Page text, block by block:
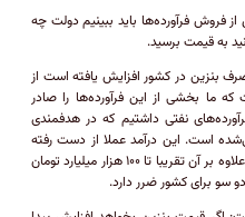
فروش فرآورده‌ها باید ببینیم دولت چه
به قیمت برسید.
بنزین در کشور افزایش یافته است از
ما بخشی از این فرآورده‌ها را صادر
نفتی داشتیم که در هدفمندی
است. این درآمد عملا از دست رفته
است و ما دیگر صادرات فرآورده‌ها را نداریم. علاوه بر آن تقریبا تا ۱۰۰ هزار میلیارد تومان
سو برای کشور ضرر دارد.